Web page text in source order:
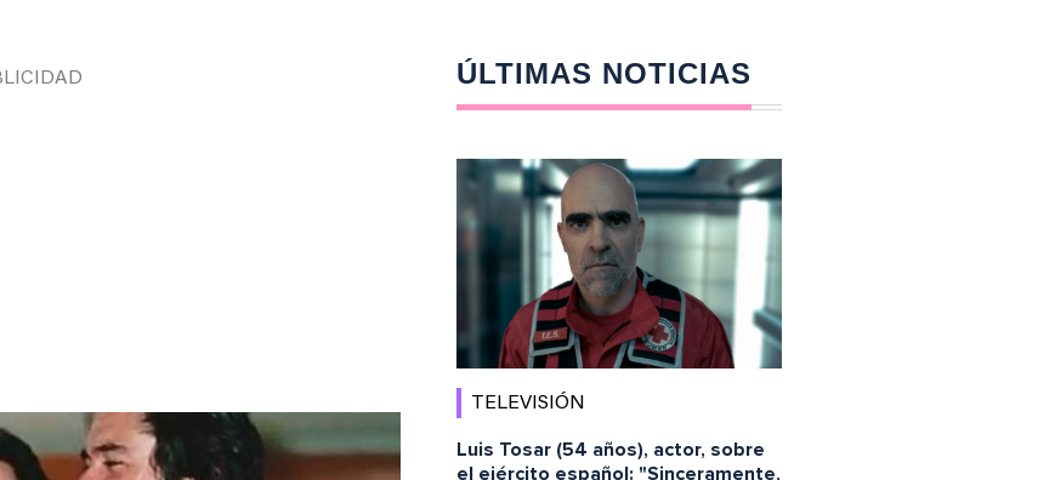
ÚLTIMAS NOTICIAS
TELEVISIÓN
Luis Tosar (54 años), actor, sobre
el ejército español: "Sinceramente,